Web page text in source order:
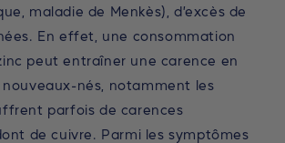
maladie de Menkès), d’excès de
En effet, une consommation
peut entraîner une carence en
nés, notamment les
parfois de carences
de cuivre. Parmi les symptômes